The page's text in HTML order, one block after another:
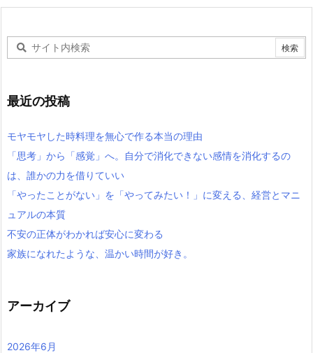
最近の投稿
モヤモヤした時料理を無心で作る本当の理由
「思考」から「感覚」へ。自分で消化できない感情を消化するの
は、誰かの力を借りていい
「やったことがない」を「やってみたい！」に変える、経営とマニ
ュアルの本質
不安の正体がわかれば安心に変わる
家族になれたような、温かい時間が好き。
アーカイブ
2026年6月